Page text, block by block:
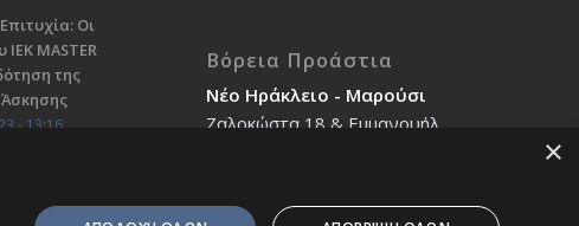
Οι
ΜΑSTER
της
Άσκησης
- 13:16
Βόρεια Προάστια
Νέο Ηράκλειο - Μαρούσι
Ζαλοκώστα 18 & Εμμανουήλ
×